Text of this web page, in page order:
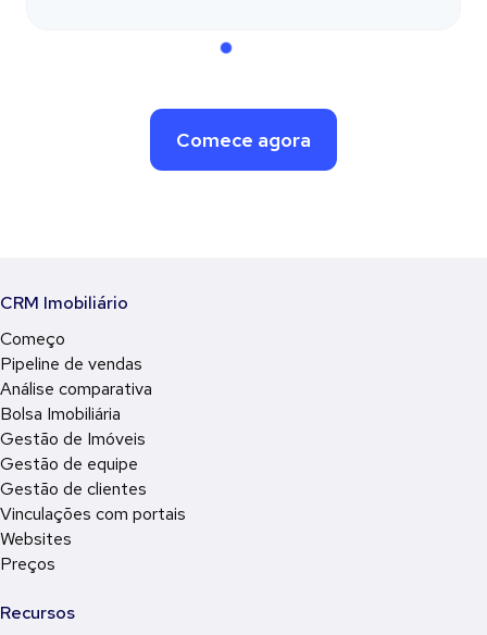
Comece agora
CRM Imobiliário
Começo
Pipeline de vendas
Análise comparativa
Bolsa Imobiliária
Gestão de Imóveis
Gestão de equipe
Gestão de clientes
Vinculações com portais
Websites
Preços
Recursos